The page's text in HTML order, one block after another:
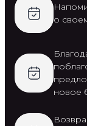
о
новое